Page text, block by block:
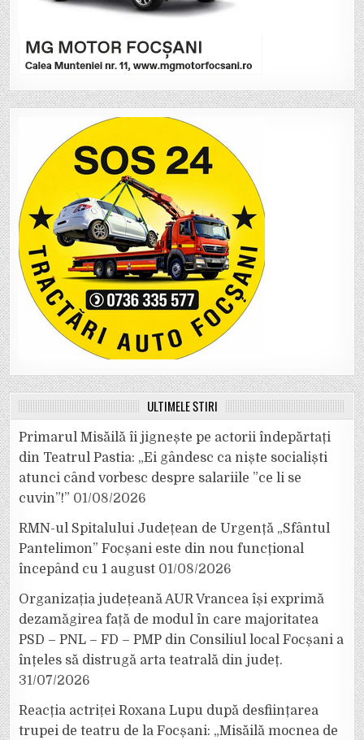
ULTIMELE ȘTIRI
Primarul Misăilă îi jignește pe actorii îndepărtați
din Teatrul Pastia: „Ei gândesc ca niște socialiști
atunci când vorbesc despre salariile ”ce li se
cuvin”!” 01/08/2026
RMN-ul Spitalului Județean de Urgență „Sfântul
Pantelimon” Focșani este din nou funcțional
începând cu 1 august 01/08/2026
Organizația județeană AUR Vrancea își exprimă
dezamăgirea față de modul în care majoritatea
PSD – PNL – FD – PMP din Consiliul local Focșani a
înțeles să distrugă arta teatrală din județ.
31/07/2026
Reacția actriței Roxana Lupu după desființarea
trupei de teatru de la Focșani: „Misăilă mocnea de